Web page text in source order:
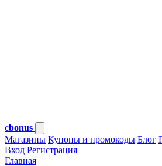
cbonus
Магазины Купоны и промокоды Блог
Вход Регистрация
Главная